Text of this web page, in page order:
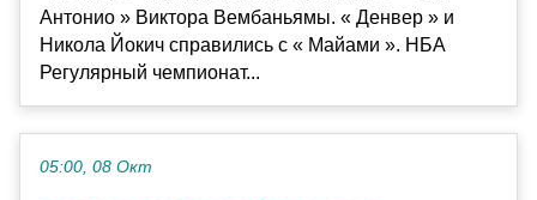
Антонио » Виктора Вембаньямы. « Денвер » и
Никола Йокич справились с « Майами ». НБА
Регулярный чемпионат...
05:00, 08 Окт